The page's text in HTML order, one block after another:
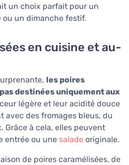
un choix parfait pour un
un dimanche festif.
en cuisine et au-
les poires
destinées uniquement aux
légère et leur acidité douce
avec des fromages bleus, du
Grâce à cela, elles peuvent
entrée ou une salade originale.
de poires caramélisées, de